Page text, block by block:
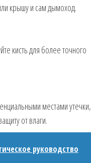
крышу и сам дымоход.
кисть для более точного
местами утечки,
от влаги.
руководство